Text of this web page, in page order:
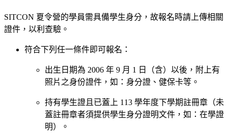
SITCON 夏令營的學員需具備學生身分，故報名時請上傳相關
證件，以利查驗。
符合下列任一條件即可報名：
出生日期為 2006 年 9 月 1 日（含）以後，附上有
照片之身份證件，如：身分證、健保卡等。
持有學生證且已蓋上 113 學年度下學期註冊章（未
蓋註冊章者須提供學生身分證明文件，如：在學證
明）。